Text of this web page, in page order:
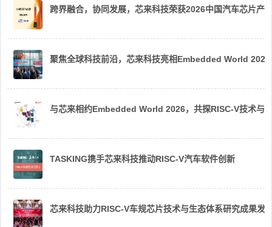
跨界融合，协同发展，芯来科技荣获2026中国汽车芯片产
聚焦全球科技前沿，芯来科技亮相Embedded World 2026
与芯来相约Embedded World 2026，共探RISC-V技术与
TASKING携手芯来科技推动RISC-V汽车软件创新
芯来科技助力RISC-V车规芯片技术与生态体系研究成果发